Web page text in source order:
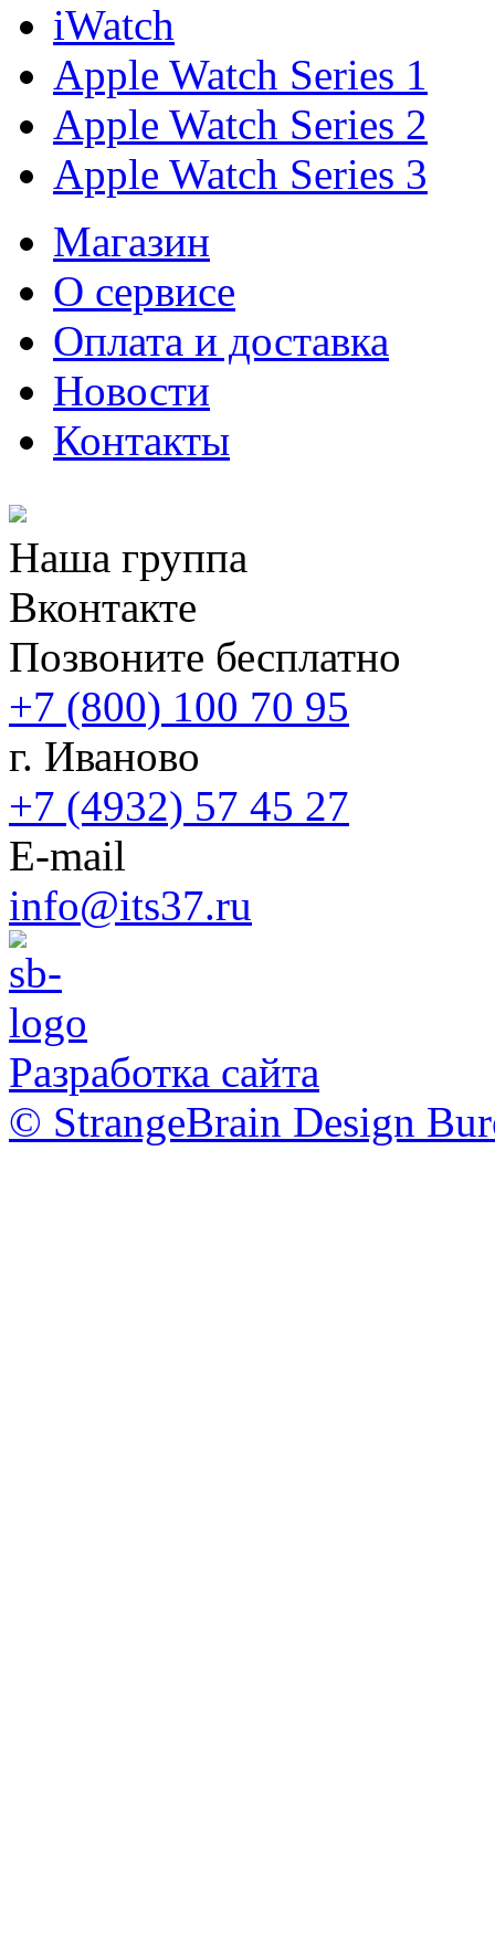
iWatch
Apple Watch Series 1
Apple Watch Series 2
Apple Watch Series 3
Магазин
О cервисе
Оплата и доставка
Новости
Контакты
Наша группа
Вконтакте
Позвоните бесплатно
+7 (800) 100 70 95
г. Иваново
+7 (4932) 57 45 27
E-mail
info@its37.ru
Разработка сайта
© StrangeBrain Design